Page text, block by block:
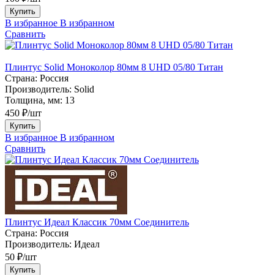
Купить
В избранное В избранном
Сравнить
Плинтус Solid Моноколор 80мм 8 UHD 05/80 Титан
Страна: Россия
Производитель: Solid
Толщина, мм: 13
450 ₽/шт
Купить
В избранное В избранном
Сравнить
Плинтус Идеал Классик 70мм Соединитель
Страна: Россия
Производитель: Идеал
50 ₽/шт
Купить